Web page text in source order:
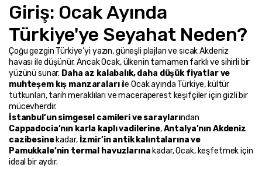
Giriş: Ocak Ayında
Türkiye'ye Seyahat Neden?
Çoğu gezgin Türkiye’yi yazın, güneşli plajları ve sıcak Akdeniz
havası ile düşünür. Ancak Ocak, ülkenin tamamen farklı ve sihirli bir
yüzünü sunar. Daha az kalabalık, daha düşük fiyatlar ve
muhteşem kış manzaraları ile Ocak ayında Türkiye, kültür
tutkunları, tarih meraklıları ve maceraperest keşifçiler için gizli bir
mücevherdir.
İstanbul’un simgesel camileri ve sarayları
Cappadocia’nın karla kaplı vadilerine, Antalya’nın Akdeniz
cazibesine kadar, İzmir’in antik kalıntalarına ve
Pamukkale’nin termal havuzlarına kadar, Ocak, keşfetmek için
ideal bir aydır.